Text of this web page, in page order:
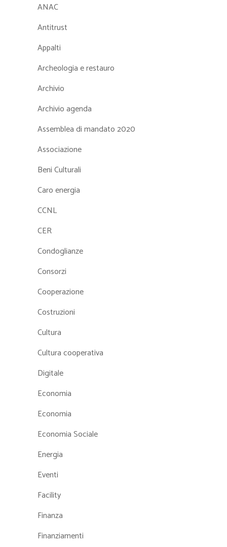
ANAC
Antitrust
Appalti
Archeologia e restauro
Archivio
Archivio agenda
Assemblea di mandato 2020
Associazione
Beni Culturali
Caro energia
CCNL
CER
Condoglianze
Consorzi
Cooperazione
Costruzioni
Cultura
Cultura cooperativa
Digitale
Economia
Economia
Economia Sociale
Energia
Eventi
Facility
Finanza
Finanziamenti